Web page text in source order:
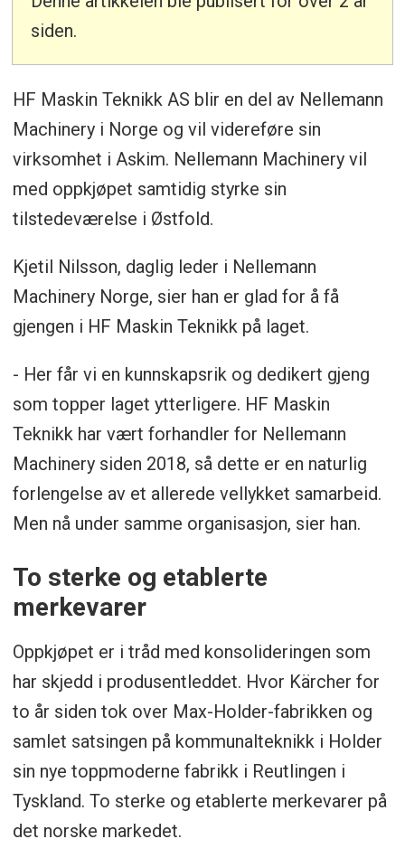
siden.
HF Maskin Teknikk AS blir en del av Nellemann
Machinery i Norge og vil videreføre sin
virksomhet i Askim. Nellemann Machinery vil
med oppkjøpet samtidig styrke sin
tilstedeværelse i Østfold.
Kjetil Nilsson, daglig leder i Nellemann
Machinery Norge, sier han er glad for å få
gjengen i HF Maskin Teknikk på laget.
- Her får vi en kunnskapsrik og dedikert gjeng
som topper laget ytterligere. HF Maskin
Teknikk har vært forhandler for Nellemann
Machinery siden 2018, så dette er en naturlig
forlengelse av et allerede vellykket samarbeid.
Men nå under samme organisasjon, sier han.
To sterke og etablerte
merkevarer
Oppkjøpet er i tråd med konsolideringen som
har skjedd i produsentleddet. Hvor Kärcher for
to år siden tok over Max-Holder-fabrikken og
samlet satsingen på kommunalteknikk i Holder
sin nye toppmoderne fabrikk i Reutlingen i
Tyskland. To sterke og etablerte merkevarer på
det norske markedet.